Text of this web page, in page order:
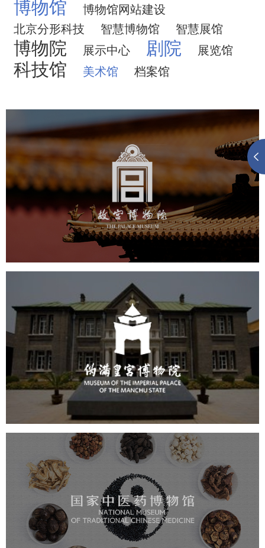
博物馆
博物馆网站建设
北京分形科技
智慧博物馆 智慧展馆
博物院 展示中心 剧院 展览馆
科技馆 美术馆 档案馆
故宫博物院
文化艺术 博物馆 智慧博物馆
博物馆网站建设
景区网站建设
文创商城 万能专题 网站代运营
伪满皇宫博物院
文化艺术 博物馆 智慧博物馆 博物馆网站建设
国家中医药博物馆
文化艺术 博物馆网站建设 智慧博物馆